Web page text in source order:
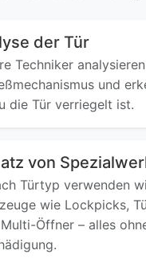
der Tür
Techniker
und
die Tür verriegelt ist.
von
Türtyp verwenden
wie Lockpicks,
Öffner – alles